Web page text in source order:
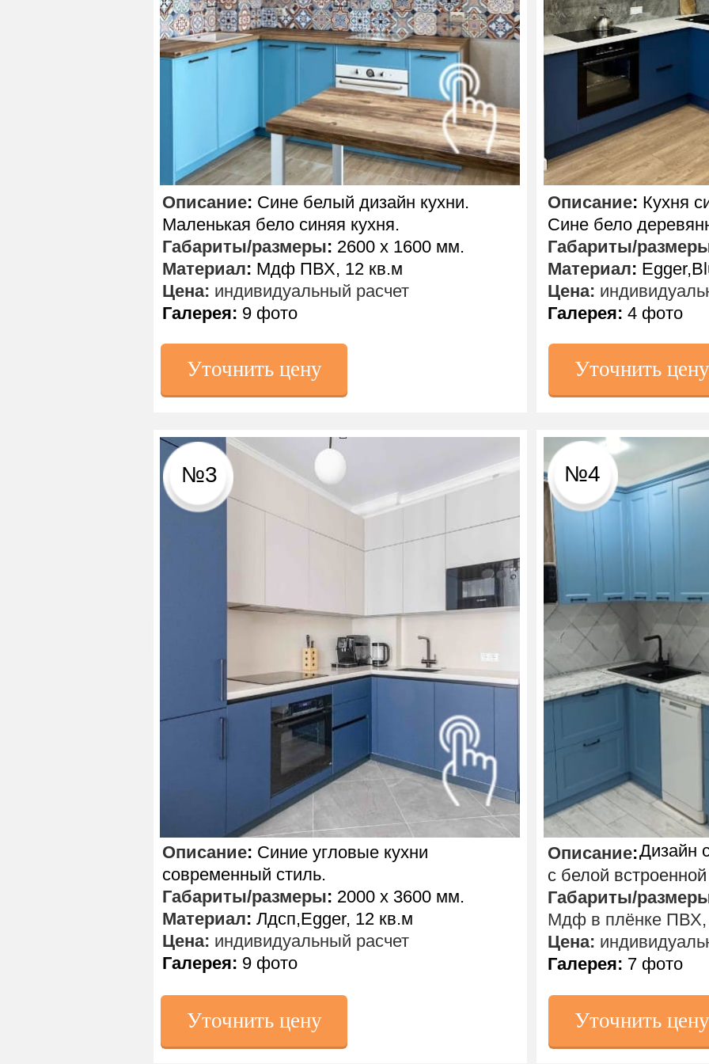
Уточнить цену
Описание: Сине белый дизайн кухни.
Маленькая бело синяя кухня.
Габариты/размеры: 2600 х 1600 мм.
Материал: Мдф ПВХ, 12 кв.м
Цена: индивидуальный расчет
Галерея: 9 фото
Описание: Кухня
Сине бело
Габариты/
Материал:
Цена:
Галерея: 4 фото
Дизайн
№3 №4
Уточнить цену
Описание: Синие угловые кухни
современный стиль.
Габариты/размеры: 2000 х 3600 мм.
Материал: Лдсп,Egger, 12 кв.м
Цена: индивидуальный расчет
Галерея: 9 фото
Уточнить цену
Уточнить цену
Описание:
с белой
Габариты/
Мдф в плёнке ПВХ,
Цена:
Галерея: 7 фото